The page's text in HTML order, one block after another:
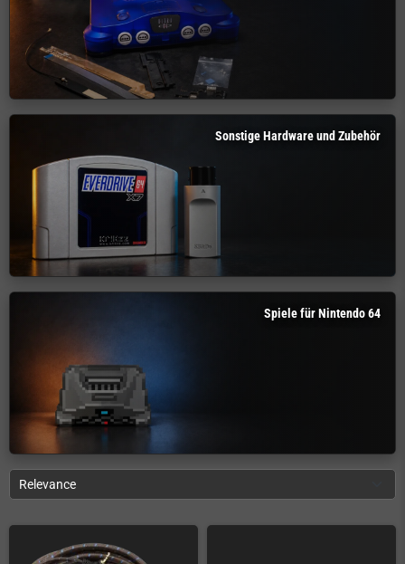
Sonstige Hardware und Zubehör
Spiele für Nintendo 64
Relevance